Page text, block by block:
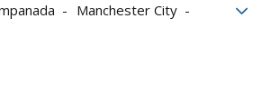
Manchester City